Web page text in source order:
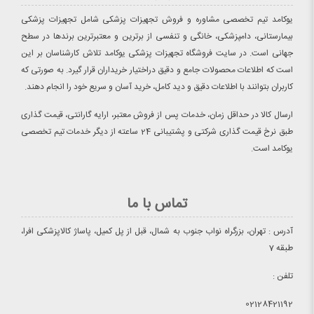
یوکامد تیم تخصصی مشاوره و فروش تجهیزات پزشکی شامل تجهیزات پزشکی
بیمارستانی، دامپزشکی، خانگی و تنفسی از برترین و معتبرترین برندها در سطح
جهانی است. در سایت فروشگاه تجهیزات پزشکی یوکامد تلاش کارشناسان بر این
است که اطلاعات محصولات جامع و دقیق دراختیار خریداران قرار گیرد. به صورتی که
کاربران بتوانند با اطلاعات دقیق و دید کامل، خرید آسان و سریع خود را انجام دهند.
ارسال کالا در حداقل زمان، خدمات پس از فروش معتبر، ارایه گارانتی، قیمت گذاری
طبق نرخ قیمت گذاری شرکتی و پشتیبانی 24 ساعته از دیگر خدمات تیم تخصصی
یوکامد است.
تماس با ما
آدرس : تهران، بزرگراه نواب جنوب به شمال، قبل از پل کمیل، پاساژ کالاپزشکی افرا،
طبقه 7
تلفن :
02128421192